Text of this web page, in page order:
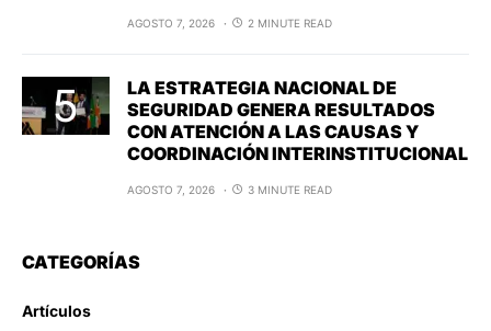
AGOSTO 7, 2026 2 MINUTE READ
LA ESTRATEGIA NACIONAL DE
SEGURIDAD GENERA RESULTADOS
CON ATENCIÓN A LAS CAUSAS Y
COORDINACIÓN INTERINSTITUCIONAL
AGOSTO 7, 2026 3 MINUTE READ
CATEGORÍAS
Artículos